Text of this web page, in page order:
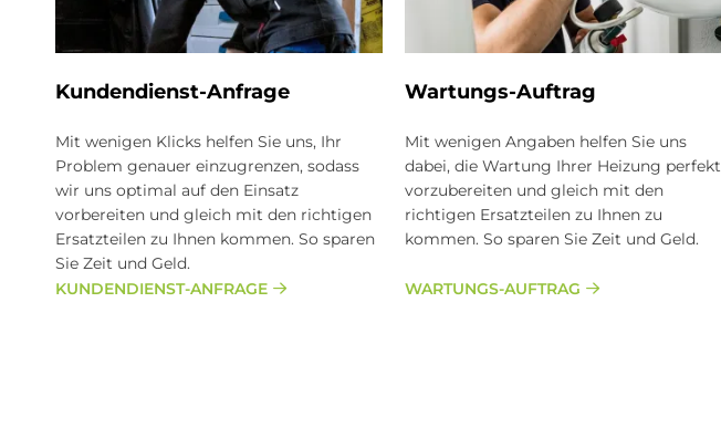
Kun­den­dienst-An­fra­ge
Mit wenigen Klicks helfen Sie uns, Ihr
Problem genauer einzugrenzen, sodass
wir uns optimal auf den Einsatz
vorbereiten und gleich mit den richtigen
Ersatzteilen zu Ihnen kommen. So sparen
Sie Zeit und Geld.
KUNDENDIENST-ANFRAGE
War­tun­gs-Auf­trag
Mit wenigen Angaben helfen Sie uns
dabei, die Wartung Ihrer Heizung perfekt
vorzubereiten und gleich mit den
richtigen Ersatzteilen zu Ihnen zu
kommen. So sparen Sie Zeit und Geld.
WARTUNGS-AUFTRAG